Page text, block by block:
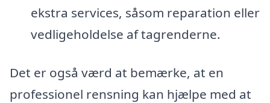
ekstra services, såsom reparation eller
vedligeholdelse af tagrenderne.
Det er også værd at bemærke, at en
professionel rensning kan hjælpe med at